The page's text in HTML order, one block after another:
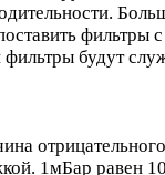
фильтры
будут
1мБар равен